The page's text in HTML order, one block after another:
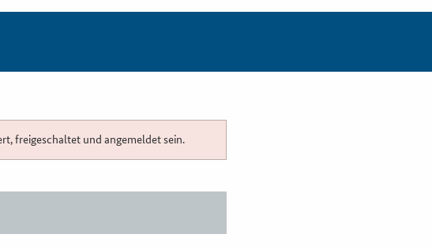
freigeschaltet und angemeldet sein.